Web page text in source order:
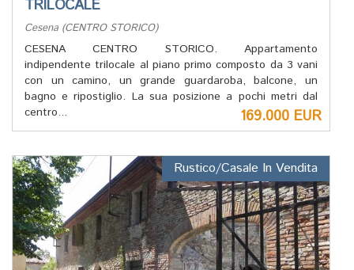
TRILOCALE
Cesena (CENTRO STORICO)
CESENA CENTRO STORICO. Appartamento
indipendente trilocale al piano primo composto da 3 vani
con un camino, un grande guardaroba, balcone, un
bagno e ripostiglio. La sua posizione a pochi metri dal
centro...
169.000 EUR
Rustico/Casale In Vendita